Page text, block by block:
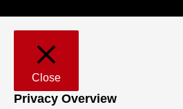
Close
Privacy Overview